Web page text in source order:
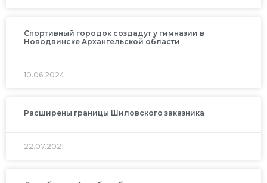
Спортивный городок создадут у гимназии в
Новодвинске Архангельской области
10.06.2024
Расширены границы Шиловского заказника
22.07.2021